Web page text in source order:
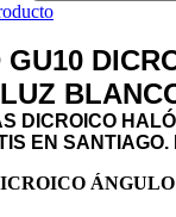
DICROICO
EN